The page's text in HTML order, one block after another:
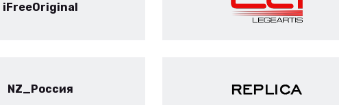
iFreeOriginal
NZ_Россия